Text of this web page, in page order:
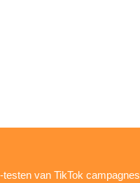
testen van TikTok campagnes